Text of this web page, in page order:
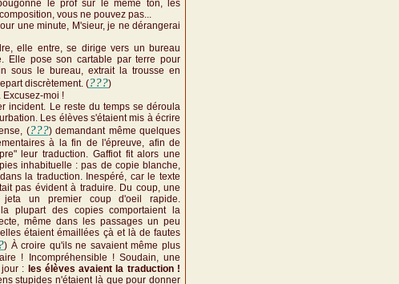
le prof sur le même ton, les
vous ne pouvez pas...
une minute, M'sieur, je ne dérangerai
elle entre, se dirige vers un bureau
Elle pose son cartable par terre pour
sous le bureau, extrait la trousse en
discrètement. (???)
Excusez-moi !
incident. Le reste du temps se déroula
Les élèves s'étaient mis à écrire
(???) demandant même quelques
à la fin de l'épreuve, afin de
leur traduction. Gaffiot fit alors une
inhabituelle : pas de copie blanche,
la traduction. Inespéré, car le texte
pas évident à traduire. Du coup, une
un premier coup d'oeil rapide.
plupart des copies comportaient la
même dans les passages un peu
étaient émaillées çà et là de fautes
) À croire qu'ils ne savaient même plus
! Incompréhensible ! Soudain, une
: les élèves avaient la traduction !
stupides n'étaient là que pour donner